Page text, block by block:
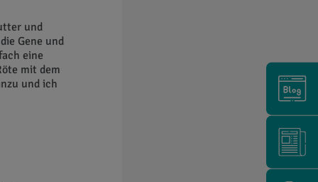
und
Gene und
eine
mit dem
und ich